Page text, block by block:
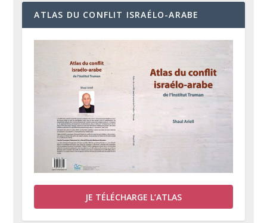
ATLAS DU CONFLIT ISRAÉLO-ARABE
JE TÉLÉCHARGE L’ATLAS